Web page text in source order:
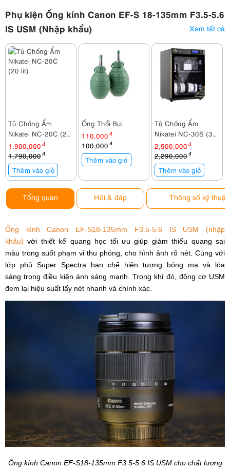
Phụ kiện Ống kính Canon EF-S 18-135mm F3.5-5.6
IS USM (Nhập khẩu)
Xem tất cả
Tủ Chống Ẩm
Nikatei NC-20C (20
lít)
1,900,000 đ
1,790,000đ
Thêm vào giỏ
Ống Thổi Bụi
110,000 đ
100,000 đ
Thêm vào giỏ
Tủ Chống Ẩm
Nikatei NC-30S (30
lít)
2,500,000 đ
2,290,000đ
Thêm vào giỏ
Tổng quan Hỏi & đáp Thông số kỹ thuật
Ống kính Canon EF-S18-135mm F3.5-5.6 IS USM (nhập
khẩu) với thiết kế quang học tối ưu giúp giảm thiểu quang sai
màu trong suốt phạm vi thu phóng, cho hình ảnh rõ nét. Cùng với
lớp phủ Super Spectra hạn chế hiện tượng bóng ma và lóa
sáng trong điều kiện ánh sáng mạnh. Trong khi đó, động cơ USM
đem lại hiệu suất lấy nét nhanh và chính xác.
Ống kính Canon EF-S18-135mm F3.5-5.6 IS USM cho chất lượng